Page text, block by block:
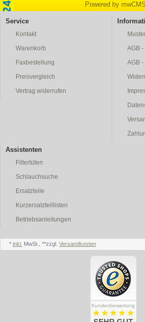
Powered by
Service
Kontakt
Warenkorb
Faxbestellung
Preisvergleich
Vertrag widerrufen
AGB
AGB
Assistenten
Filtertüten
Schlauchsuche
Ersatzteile
Kurzersatzteillisten
Betriebsanleitungen
* inkl. MwSt., **zzgl. Versandkosten
Kundenbewertung